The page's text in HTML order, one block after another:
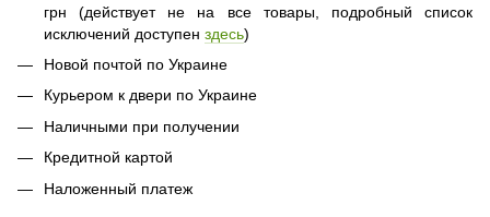
грн (действует не на все товары, подробный список
исключений доступен здесь)
Новой почтой по Украине
Курьером к двери по Украине
Наличными при получении
Кредитной картой
Наложенный платеж